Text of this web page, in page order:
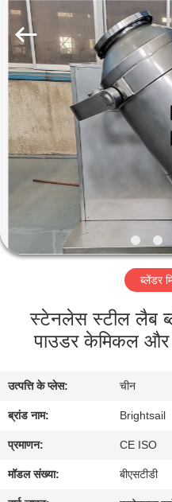
घर
उत्पादों
वीडियो
हमारे
बारे
कारखाना
गुणवत्ता
नियंत्रण
Jiangyin
Brightsail
Machinery
Co.,Ltd..
Rights
Reserved.
ब्लेंडर
स्टेनलेस स्टील लैब
पाउडर केमिकल और
उत्पत्ति के प्लेस: चीन
ब्रांड नाम: Brightsail
प्रमाणन: CE ISO
मॉडल संख्या: बीएसटीडी